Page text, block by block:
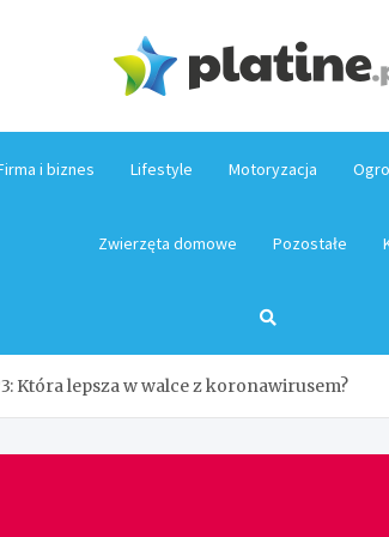
i biznes Lifestyle Motoryzacja
Zwierzęta domowe Pozostałe
Która lepsza w walce z koronawirusem?